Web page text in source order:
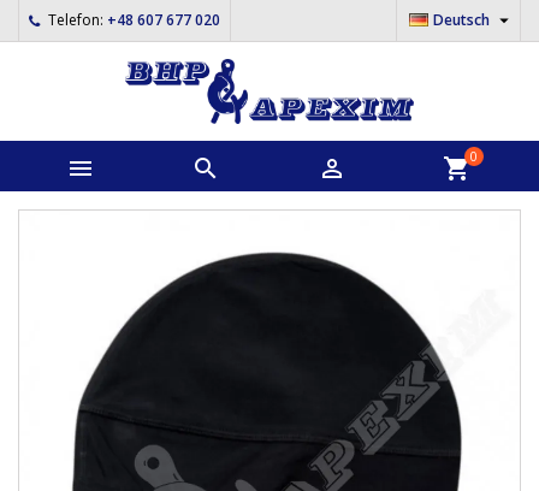
Telefon: +48 607 677 020 Deutsch 
   shopping_cart0